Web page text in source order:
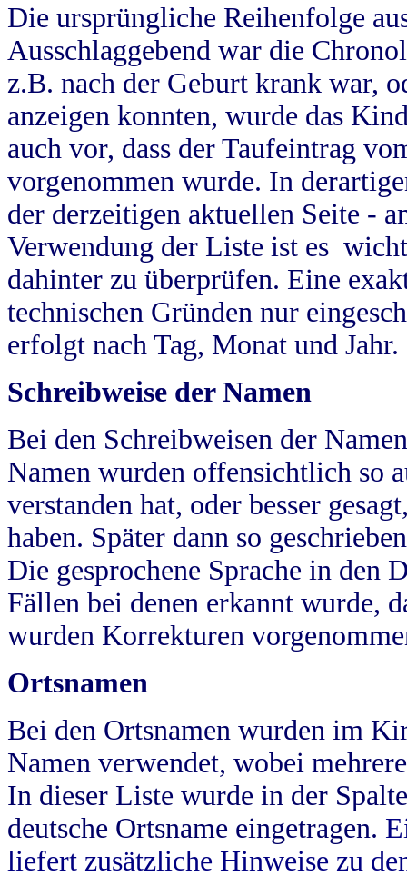
Die ursprüngliche Reihenfolge
Ausschlaggebend war die
z.B. nach der Geburt krank war,
anzeigen konnten, wurde das
auch vor, dass der Taufeintrag
vorgenommen wurde. In
der derzeitigen aktuellen Seite -
Verwendung der Liste ist es
dahinter zu überprüfen. Eine
technischen Gründen nur
erfolgt nach Tag, Monat und Jahr.
Schreibweise der Namen
Bei den Schreibweisen der
Namen wurden offensichtlich so
verstanden hat, oder besser
haben. Später dann so
Die gesprochene Sprache in
Fällen bei denen erkannt wurde,
wurden Korrekturen
Ortsnamen
Bei den Ortsnamen wurden im
Namen verwendet, wobei
In dieser Liste wurde in der
deutsche Ortsname eingetragen.
liefert zusätzliche Hinweise zu